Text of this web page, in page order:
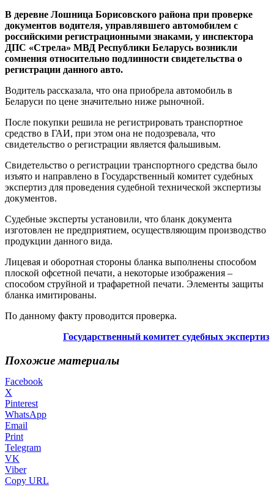
В деревне Лошница Борисовского района при проверке
документов водителя, управлявшего автомобилем с
российскими регистрационными знаками, у инспектора
ДПС «Стрела» МВД Республики Беларусь возникли
сомнения относительно подлинности свидетельства о
регистрации данного авто.
Водитель рассказала, что она приобрела автомобиль в
Беларуси по цене значительно ниже рыночной.
После покупки решила не регистрировать транспортное
средство в ГАИ, при этом она не подозревала, что
свидетельство о регистрации является фальшивым.
Свидетельство о регистрации транспортного средства было
изъято и направлено в Государственный комитет судебных
экспертиз для проведения судебной технической экспертизы
документов.
Судебные эксперты установили, что бланк документа
изготовлен не предприятием, осуществляющим производство
продукции данного вида.
Лицевая и оборотная стороны бланка выполнены способом
плоской офсетной печати, а некоторые изображения –
способом струйной и трафаретной печати. Элементы защиты
бланка имитированы.
По данному факту проводится проверка.
Государственный комитет судебных экспертиз
Похожие материалы
Facebook
X
Pinterest
WhatsApp
Email
Print
Telegram
VK
Viber
Copy URL